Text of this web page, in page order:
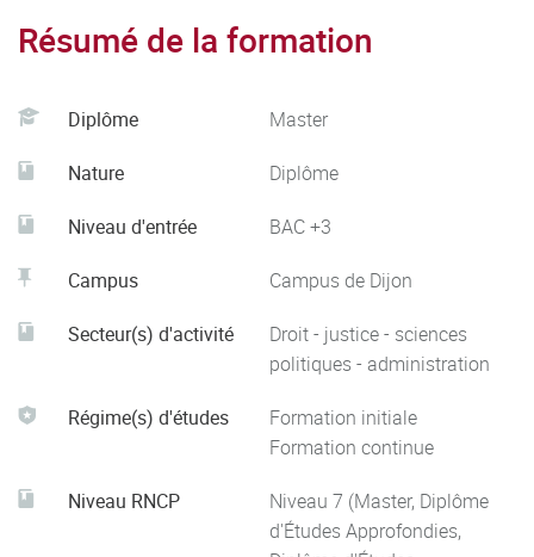
baux d'habitation)
expertise immobilière, classer les créanciers pour
déterminer leur rang de paiement. Les étudiants ont les
que collaborateur
Résumé de la formation
Diplôme Master
Nature Diplôme
Niveau d'entrée BAC +3
Campus Campus de Dijon
Secteur(s) d'activité
Droit - justice - sciences
politiques - administration
Régime(s) d'études
Formation initiale
Formation continue
Niveau RNCP
Niveau 7 (Master, Diplôme
d'Études Approfondies,